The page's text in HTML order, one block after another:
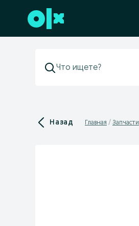
Перейти к нижнему колонтитулу
Назад Главная Запчасти